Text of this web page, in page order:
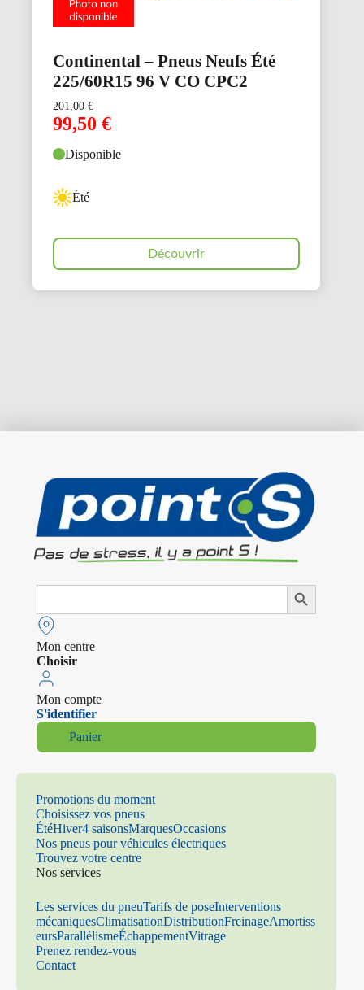
Continental – Pneus Neufs Été
225/60R15 96 V CO CPC2
201,00€
99,50 €
Disponible
Été
Découvrir
Search
Search Button
Mon centre
Choisir
Mon compte
S'identifier
Panier
Promotions du moment
Choisissez vos pneus
ÉtéHiver4 saisonsMarquesOccasions
Nos pneus pour véhicules électriques
Trouvez votre centre
Nos services
Les services du pneuTarifs de poseInterventions
mécaniquesClimatisationDistributionFreinageAmortiss
eursParallélismeÉchappementVitrage
Prenez rendez-vous
Contact